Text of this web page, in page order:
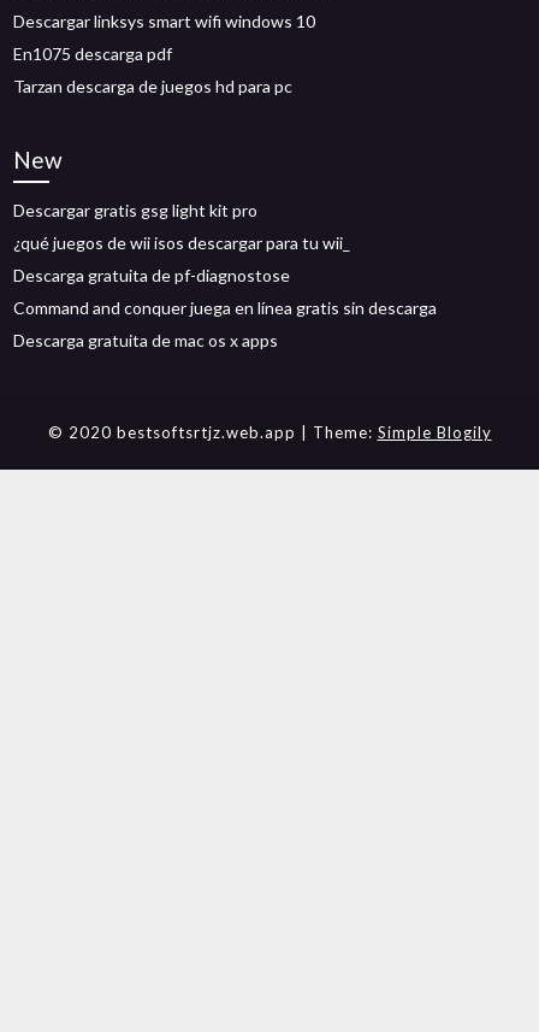
Descargar linksys smart wifi windows 10
En1075 descarga pdf
Tarzan descarga de juegos hd para pc
New
Descargar gratis gsg light kit pro
¿qué juegos de wii isos descargar para tu wii_
Descarga gratuita de pf-diagnostose
Command and conquer juega en línea gratis sin descarga
Descarga gratuita de mac os x apps
© 2020 bestsoftsrtjz.web.app | Theme: Simple Blogily